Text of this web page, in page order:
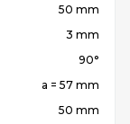
50 mm
3 mm
90°
a = 57 mm
50 mm